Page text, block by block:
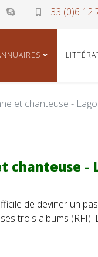
+33 (0)6 12
et chanteuse -
chanteuse -
de deviner un
trois albums